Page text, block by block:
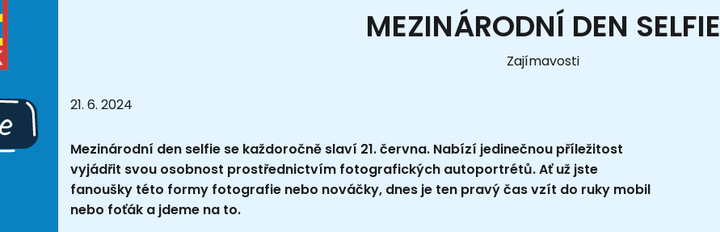
MEZINÁRODNÍ DEN SELFIE
Zajímavosti
21. 6. 2024
Mezinárodní den selfie se každoročně slaví 21. června. Nabízí jedinečnou příležitost
vyjádřit svou osobnost prostřednictvím fotografických autoportrétů. Ať už jste
fanoušky této formy fotografie nebo nováčky, dnes je ten pravý čas vzít do ruky mobil
nebo foťák a jdeme na to.